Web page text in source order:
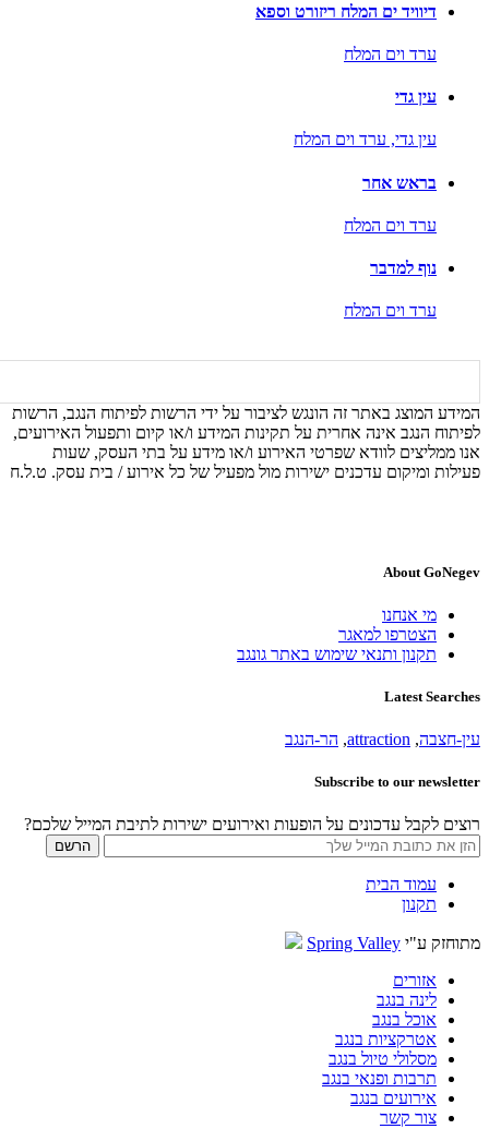
דיוויד ים המלח ריזורט וספא
ערד וים המלח
עין גדי
עין גדי, ערד וים המלח
בראש אחר
ערד וים המלח
נוף למדבר
ערד וים המלח
המידע המוצג באתר זה הונגש לציבור על ידי הרשות לפיתוח הנגב, הרשות
לפיתוח הנגב אינה אחרית על תקינות המידע ו/או קיום ותפעול האירועים,
אנו ממליצים לוודא שפרטי האירוע ו/או מידע על בתי העסק, שעות
פעילות ומיקום עדכנים ישירות מול מפעיל של כל אירוע / בית עסק. ט.ל.ח
About GoNegev
מי אנחנו
הצטרפו למאגר
תקנון ותנאי שימוש באתר גונגב
Latest Searches
עין-חצבה,
attraction
, הר-הנגב
Subscribe to our newsletter
רוצים לקבל עדכונים על הופעות ואירועים ישירות לתיבת המייל שלכם?
עמוד הבית
תקנון
מתוחזק ע"י Spring Valley
אזורים
לינה בנגב
אוכל בנגב
אטרקציות בנגב
מסלולי טיול בנגב
תרבות ופנאי בנגב
אירועים בנגב
צור קשר